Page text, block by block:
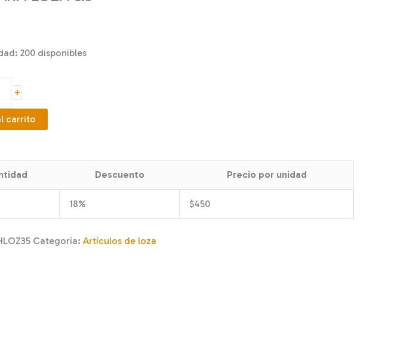
200 disponibles
+
carrito
Descuento Precio por unidad
18% $450
Categoría: Artículos de loza